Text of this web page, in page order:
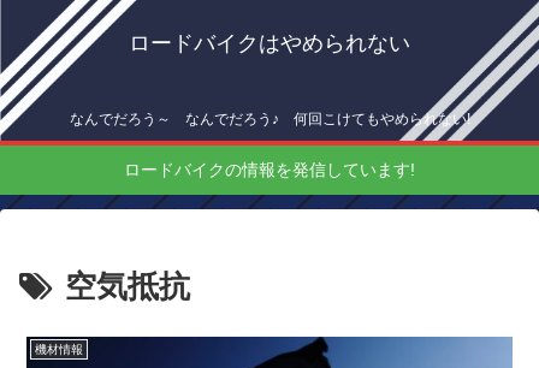
ロードバイクはやめられない
なんでだろう～ なんでだろう♪ 何回こけてもやめられない!
ロードバイクの情報を発信しています!
空気抵抗
機材情報